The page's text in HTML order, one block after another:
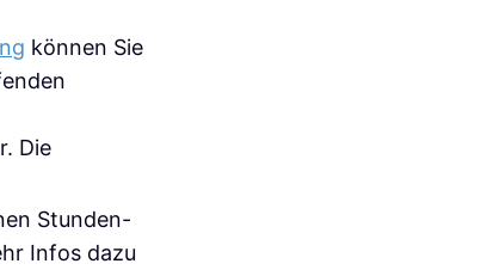
können Sie
Die
Stunden-
Infos dazu